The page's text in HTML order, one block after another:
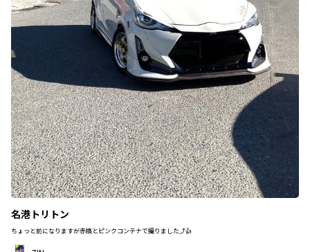
名港トリトン
ちょっと前になりますが赤橋とピンクコンテナで撮りました⤴︎👍